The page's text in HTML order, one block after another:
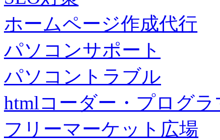
ホームページ作成代行
パソコンサポート
パソコントラブル
htmlコーダー・プログラ
フリーマーケット広場